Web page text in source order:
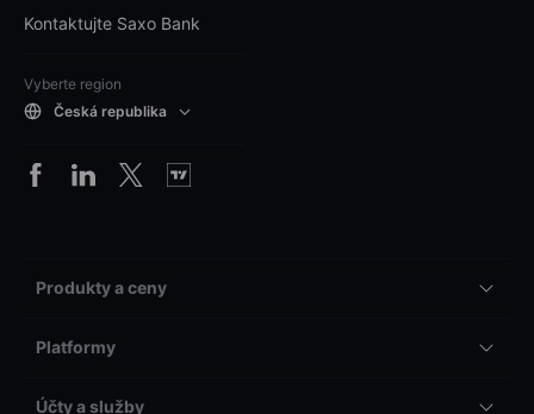
Kontaktujte Saxo Bank
Vyberte region
Česká republika
Produkty a ceny
Platformy
Účty a služby